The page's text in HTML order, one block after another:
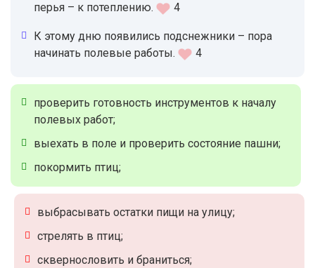
перья – к потеплению.
4
К этому дню появились подснежники – пора
начинать полевые работы.
4
проверить готовность инструментов к началу
полевых работ;
выехать в поле и проверить состояние пашни;
покормить птиц;
выбрасывать остатки пищи на улицу;
стрелять в птиц;
сквернословить и браниться;